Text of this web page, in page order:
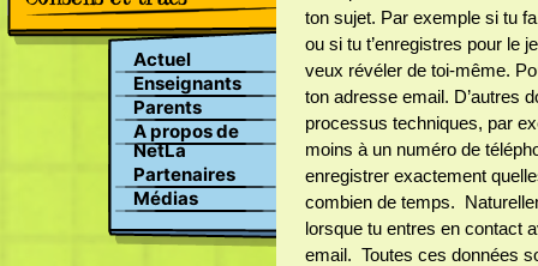
championnat Suisse de la
protection des données
Rétrospective le premier
championnat Suisse de la
protection des données
Apps & Facebook
Surfer sur le Web
Recherche
Clavardage
Actuel
Enseignants
Parents
A propos de
NetLa
Partenaires
Médias
ton sujet. Par exemple si tu
ou si tu t’enregistres pour le
veux révéler de toi-même.
ton adresse email. D’autres
processus techniques, par
moins à un numéro de
enregistrer exactement
combien de temps.
lorsque tu entres en contact
email. Toutes ces données